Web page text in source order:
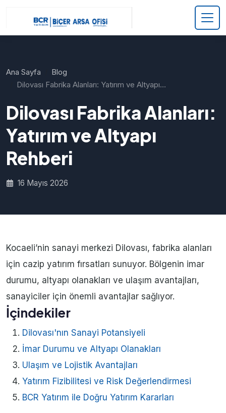
Ana Sayfa
Blog
Dilovası Fabrika Alanları: Yatırım ve Altyapı…
Dilovası Fabrika Alanları:
Yatırım ve Altyapı
Rehberi
16 Mayıs 2026
Kocaeli’nin sanayi merkezi Dilovası, fabrika alanları
için cazip yatırım fırsatları sunuyor. Bölgenin imar
durumu, altyapı olanakları ve ulaşım avantajları,
sanayiciler için önemli avantajlar sağlıyor.
İçindekiler
Dilovası'nın Sanayi Potansiyeli
İmar Durumu ve Altyapı Olanakları
Ulaşım ve Lojistik Avantajları
Yatırım Fizibilitesi ve Risk Değerlendirmesi
BCR Yatırım ile Doğru Yatırım Kararları